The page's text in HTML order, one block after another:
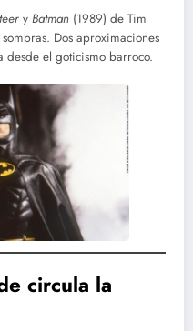
y Batman (1989) de Tim
Dos aproximaciones
desde el goticismo barroco.
circula la